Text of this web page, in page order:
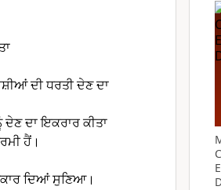
ਦੀ ਧਰਤੀ ਦੇਣ ਦਾ
ਦਾ ਇਕਰਾਰ ਕੀਤਾ
ਹੈਂ।
ਦਿਆਂ ਸੁਣਿਆ।